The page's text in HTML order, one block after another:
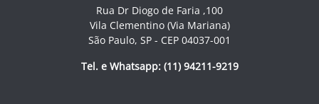
Rua Dr Diogo de Faria ,100
Vila Clementino (Via Mariana)
São Paulo, SP - CEP 04037-001
Tel. e Whatsapp: (11) 94211-9219